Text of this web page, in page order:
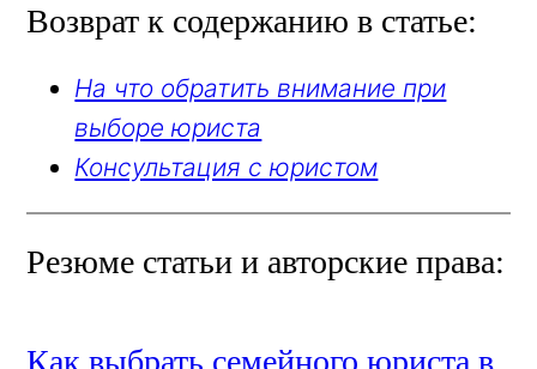
Возврат к содержанию в статье:
На что обратить внимание при
выборе юриста
Консультация с юристом
Резюме статьи и авторские права: